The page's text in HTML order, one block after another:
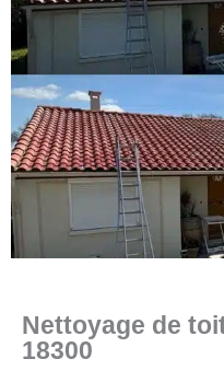
Nettoyage de
18300